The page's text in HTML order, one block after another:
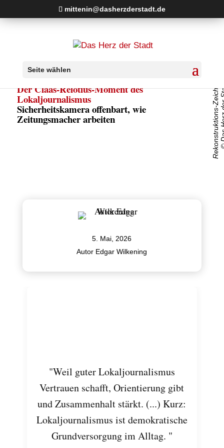
mittenin@dasherzderstadt.de
Seite wählen
Der Claas-Relotius-Moment des
Lokaljournalismus
Sicherheitskamera offenbart, wie
Zeitungsmacher arbeiten Rekonstruktions-Zeichnung©
5. Mai, 2026
Autor Edgar Wilkening
"Weil guter Lokaljournalismus
Vertrauen schafft, Orientierung gibt
und Zusammenhalt stärkt. (...) Kurz:
Lokaljournalismus ist demokratische
Grundversorgung im Alltag. "